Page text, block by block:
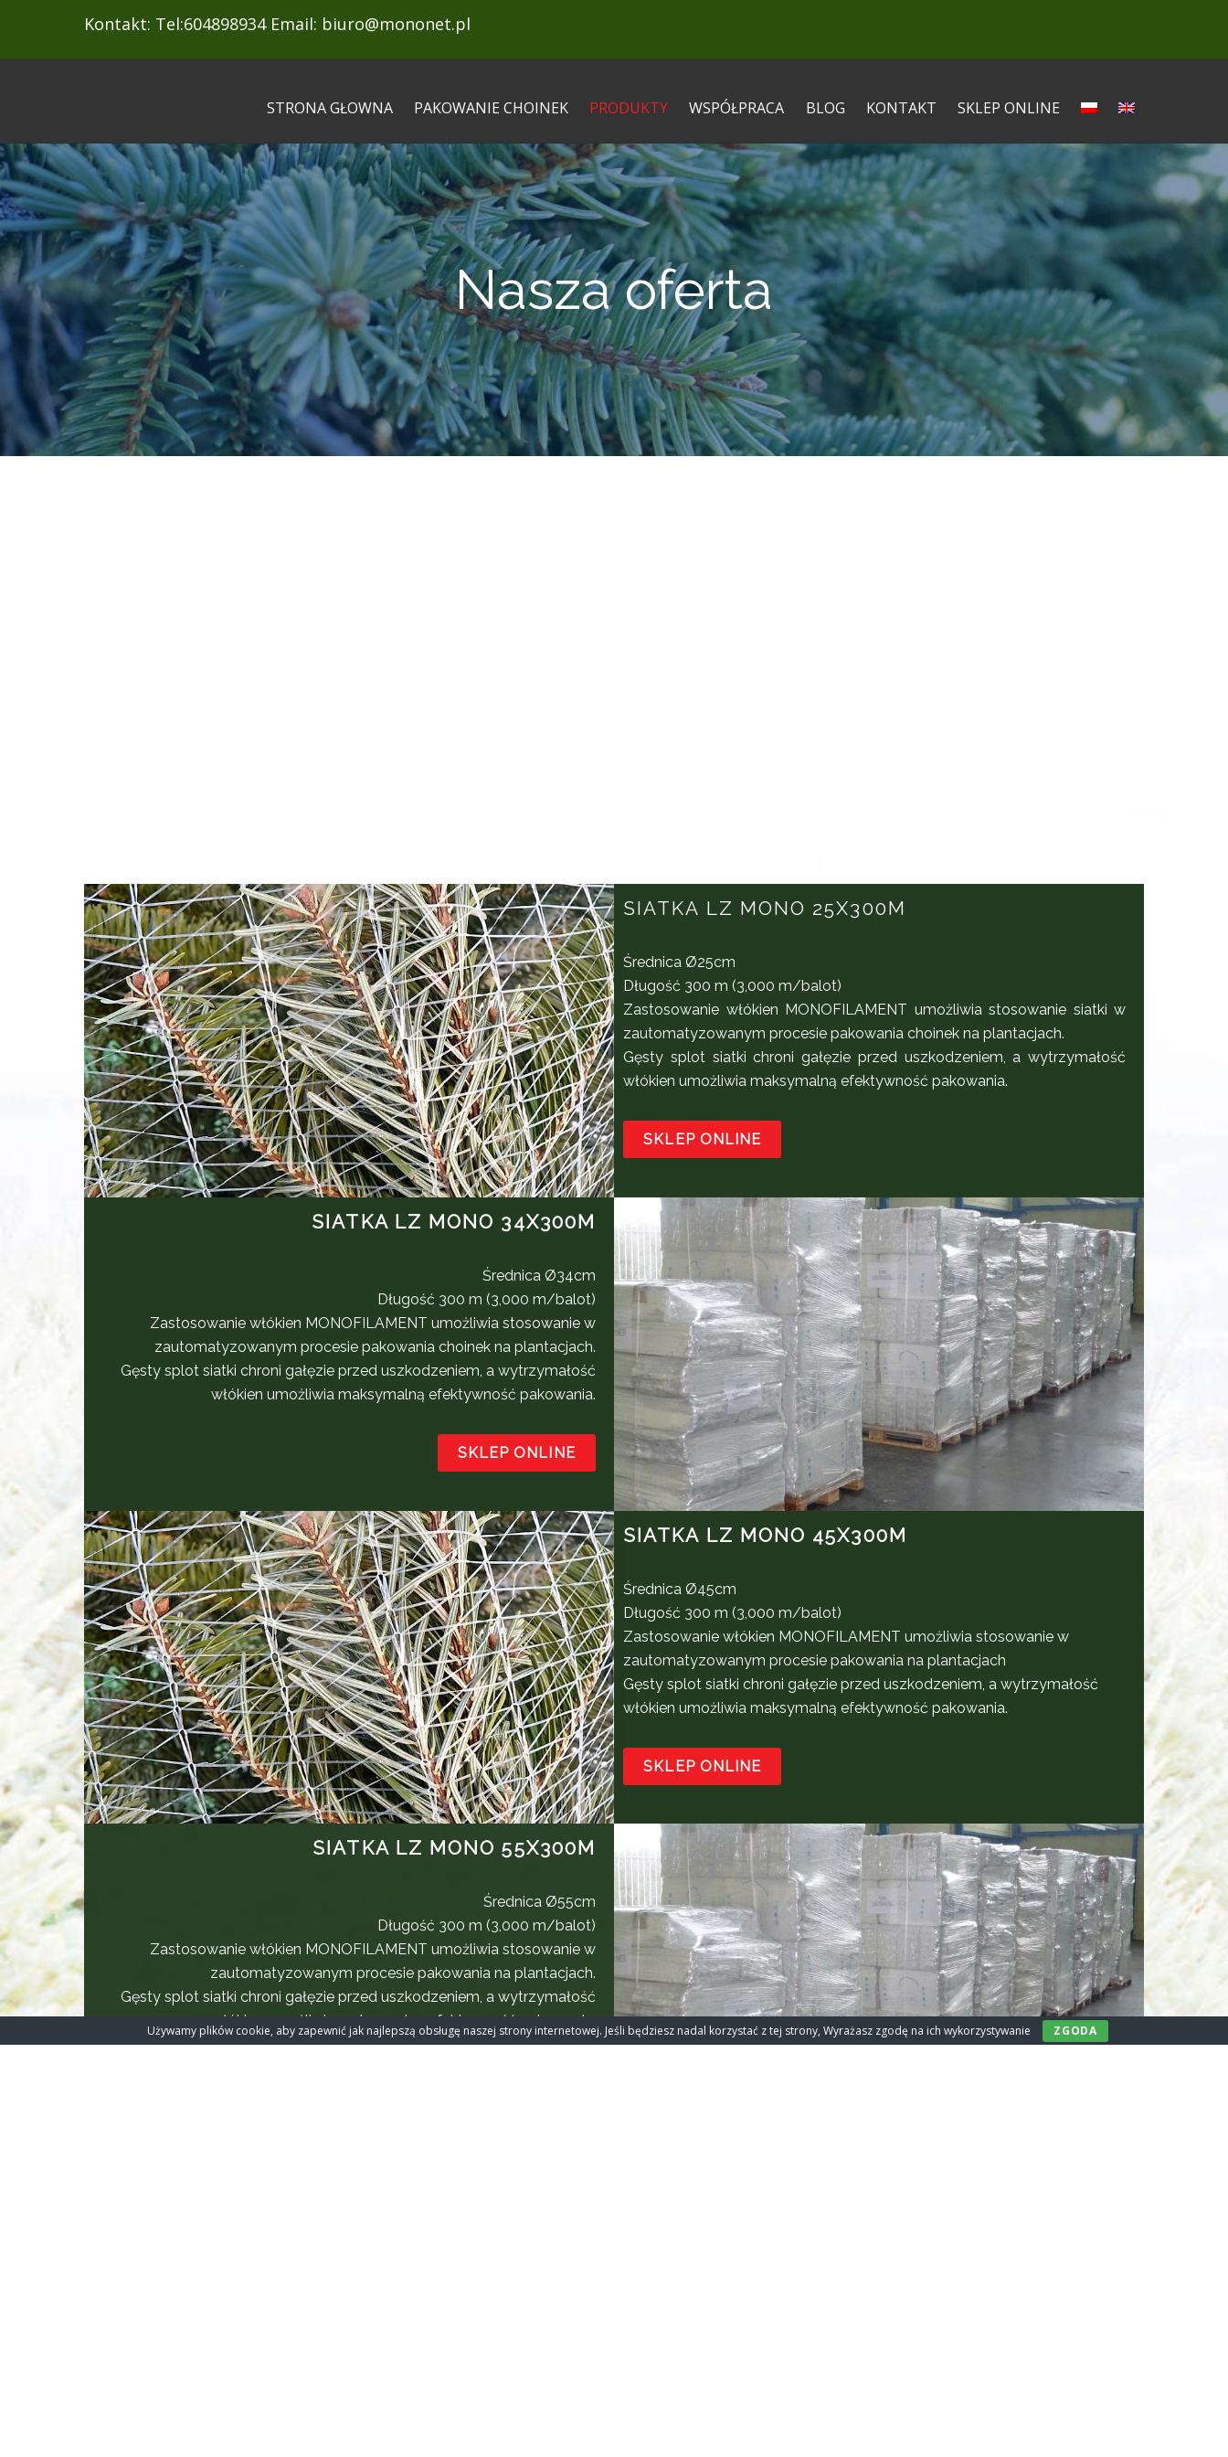
Kontakt: Tel:604898934 Email: biuro@mononet.pl
STRONA GŁOWNA PAKOWANIE CHOINEK PRODUKTY WSPÓŁPRACA BLOG KONTAKT SKLEP ONLINE
Nasza oferta
SIATKA LZ MONO 25X300M
Średnica Ø25cm
Długość 300 m (3,000 m/balot)
Zastosowanie włókien MONOFILAMENT umożliwia stosowanie siatki w
zautomatyzowanym procesie pakowania choinek na plantacjach.
Gęsty splot siatki chroni gałęzie przed uszkodzeniem, a wytrzymałość
włókien umożliwia maksymalną efektywność pakowania.
SKLEP ONLINE
SIATKA LZ MONO 34X300M
Średnica Ø34cm
Długość 300 m (3,000 m/balot)
Zastosowanie włókien MONOFILAMENT umożliwia stosowanie w
zautomatyzowanym procesie pakowania choinek na plantacjach.
Gęsty splot siatki chroni gałęzie przed uszkodzeniem, a wytrzymałość
włókien umożliwia maksymalną efektywność pakowania.
SKLEP ONLINE
SIATKA LZ MONO 45X300M
Średnica Ø45cm
Długość 300 m (3,000 m/balot)
Zastosowanie włókien MONOFILAMENT umożliwia stosowanie w
zautomatyzowanym procesie pakowania na plantacjach
Gęsty splot siatki chroni gałęzie przed uszkodzeniem, a wytrzymałość
włókien umożliwia maksymalną efektywność pakowania.
SKLEP ONLINE
SIATKA LZ MONO 55X300M
Średnica Ø55cm
Długość 300 m (3,000 m/balot)
Zastosowanie włókien MONOFILAMENT umożliwia stosowanie w
zautomatyzowanym procesie pakowania na plantacjach.
Gęsty splot siatki chroni gałęzie przed uszkodzeniem, a wytrzymałość
włókien umożliwia maksymalną efektywność pakowania.
Używamy plików cookie, aby zapewnić jak najlepszą obsługę naszej strony internetowej. Jeśli będziesz nadal korzystać z tej strony, Wyrażasz zgodę na ich wykorzystywanie ZGODA